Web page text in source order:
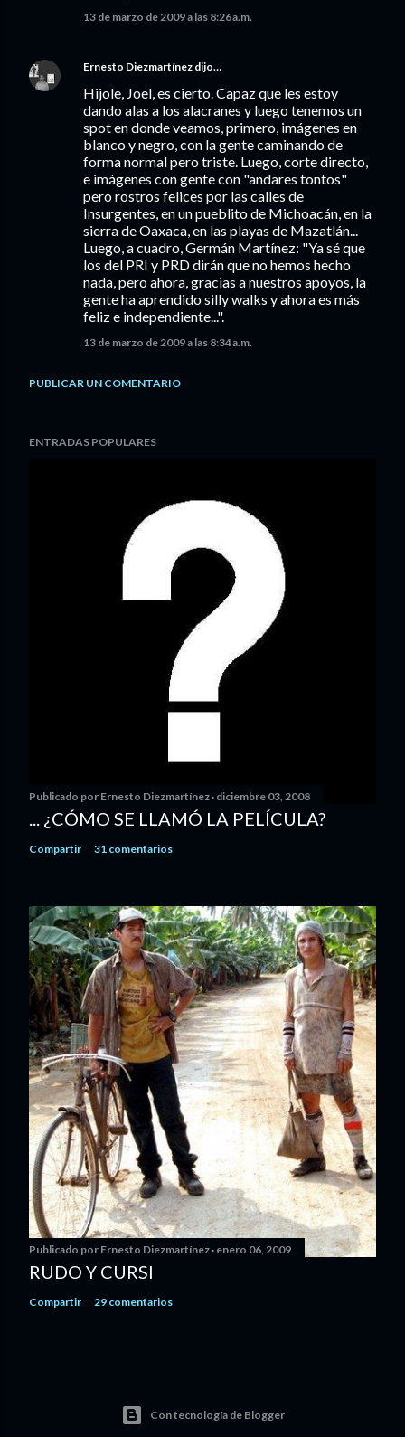
13 de marzo de 2009 a las 8:26 a.m.
Ernesto Diezmartínez dijo…
Hijole, Joel, es cierto. Capaz que les estoy
dando alas a los alacranes y luego tenemos un
spot en donde veamos, primero, imágenes en
blanco y negro, con la gente caminando de
forma normal pero triste. Luego, corte directo,
e imágenes con gente con "andares tontos"
pero rostros felices por las calles de
Insurgentes, en un pueblito de Michoacán, en la
sierra de Oaxaca, en las playas de Mazatlán...
Luego, a cuadro, Germán Martínez: "Ya sé que
los del PRI y PRD dirán que no hemos hecho
nada, pero ahora, gracias a nuestros apoyos, la
gente ha aprendido silly walks y ahora es más
feliz e independiente...".
13 de marzo de 2009 a las 8:34 a.m.
PUBLICAR UN COMENTARIO
ENTRADAS POPULARES
Publicado por Ernesto Diezmartínez diciembre 03, 2008
... ¿CÓMO SE LLAMÓ LA PELÍCULA?
Compartir 31 comentarios
Publicado por Ernesto Diezmartínez enero 06, 2009
RUDO Y CURSI
Compartir 29 comentarios
Con tecnología de Blogger